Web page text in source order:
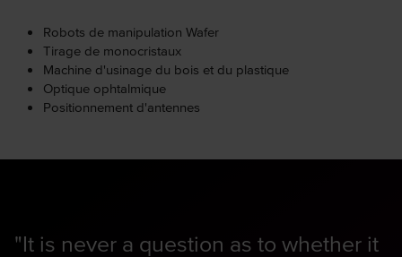
Robots de manipulation Wafer
Tirage de monocristaux
Machine d'usinage du bois et du plastique
Optique ophtalmique
Positionnement d'antennes
"It is never a question as to whether it